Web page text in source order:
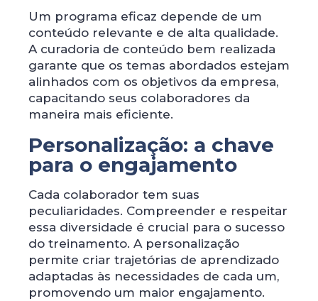
Um programa eficaz depende de um
conteúdo relevante e de alta qualidade.
A curadoria de conteúdo bem realizada
garante que os temas abordados estejam
alinhados com os objetivos da empresa,
capacitando seus colaboradores da
maneira mais eficiente.
Personalização: a chave
para o engajamento
Cada colaborador tem suas
peculiaridades. Compreender e respeitar
essa diversidade é crucial para o sucesso
do treinamento. A personalização
permite criar trajetórias de aprendizado
adaptadas às necessidades de cada um,
promovendo um maior engajamento.